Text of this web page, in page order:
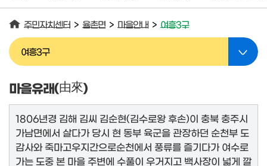
주민자치센터 > 율촌면 > 마을안내 > 여흥3구
여흥3구
마을유래(由來)
1806년경 김해 김씨 김순현(김수로왕 후손)이 충북 충주시
가남면에서 살다가 당시 현 동부 육군을 관장하던 순천부 도
감사와 죽마고우지간으로순천에서 풍류를 즐기다가 여수로
가는 도중 본 마을 주변에 수풀이 우거지고 백사장이 넓게 깔